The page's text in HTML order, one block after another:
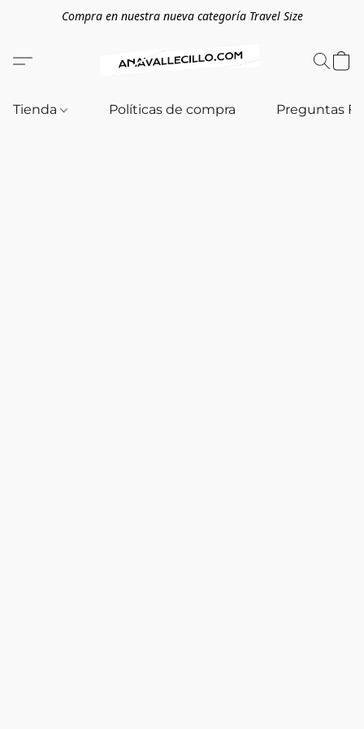
Compra en nuestra nueva categoría Travel Size
Tienda Políticas de compra Preguntas